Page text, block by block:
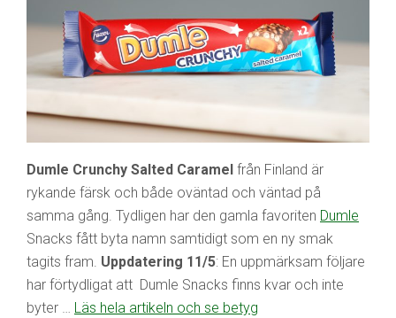
Dumle Crunchy Salted Caramel från Finland är
rykande färsk och både oväntad och väntad på
samma gång. Tydligen har den gamla favoriten Dumle
Snacks fått byta namn samtidigt som en ny smak
tagits fram. Uppdatering 11/5: En uppmärksam följare
har förtydligat att Dumle Snacks finns kvar och inte
byter … Läs hela artikeln och se betyg